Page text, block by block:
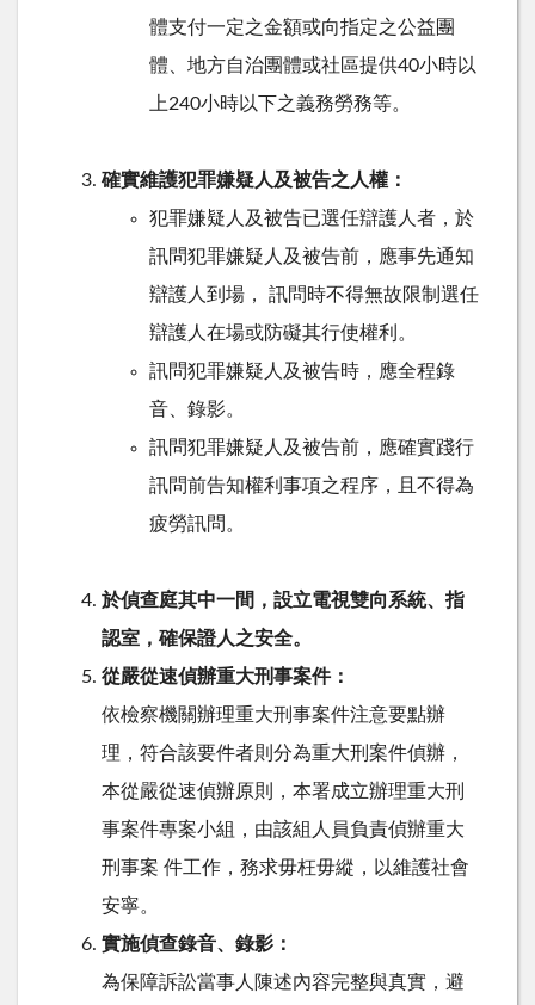
體支付一定之金額或向指定之公益團
體、地方自治團體或社區提供40小時以
上240小時以下之義務勞務等。
確實維護犯罪嫌疑人及被告之人權：
犯罪嫌疑人及被告已選任辯護人者，於
訊問犯罪嫌疑人及被告前，應事先通知
辯護人到場， 訊問時不得無故限制選任
辯護人在場或防礙其行使權利。
訊問犯罪嫌疑人及被告時，應全程錄
音、錄影。
訊問犯罪嫌疑人及被告前，應確實踐行
訊問前告知權利事項之程序，且不得為
疲勞訊問。
於偵查庭其中一間，設立電視雙向系統、指
認室，確保證人之安全。
從嚴從速偵辦重大刑事案件：
依檢察機關辦理重大刑事案件注意要點辦
理，符合該要件者則分為重大刑案件偵辦，
本從嚴從速偵辦原則，本署成立辦理重大刑
事案件專案小組，由該組人員負責偵辦重大
刑事案 件工作，務求毋枉毋縱，以維護社會
安寧。
實施偵查錄音、錄影：
為保障訴訟當事人陳述內容完整與真實，避